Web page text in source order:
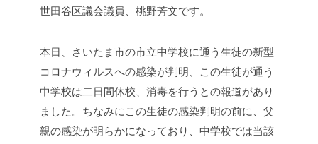
世田谷区議会議員、桃野芳文です。
本日、さいたま市の市立中学校に通う生徒の新型
コロナウィルスへの感染が判明、この生徒が通う
中学校は二日間休校、消毒を行うとの報道があり
ました。ちなみにこの生徒の感染判明の前に、父
親の感染が明らかになっており、中学校では当該